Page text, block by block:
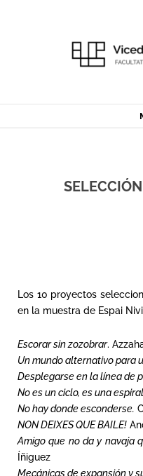
Los 10 proyectos
en la muestra de Espai
Escorar sin zozobrar.
Un mundo alternativo para
Desplegarse en la línea de
No es un ciclo, es una espiral
No hay donde esconderse.
NON DEIXES QUE BAILE!
Amigo que no da y navaja
Íñiguez
Mecánicas de expansión y